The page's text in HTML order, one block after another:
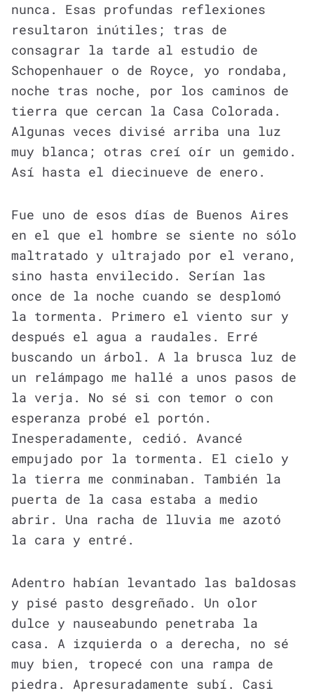
nunca. Esas profundas reflexiones
resultaron inútiles; tras de
consagrar la tarde al estudio de
Schopenhauer o de Royce, yo rondaba,
noche tras noche, por los caminos de
tierra que cercan la Casa Colorada.
Algunas veces divisé arriba una luz
muy blanca; otras creí oír un gemido.
Así hasta el diecinueve de enero.
Fue uno de esos días de Buenos Aires
en el que el hombre se siente no sólo
maltratado y ultrajado por el verano,
sino hasta envilecido. Serían las
once de la noche cuando se desplomó
la tormenta. Primero el viento sur y
después el agua a raudales. Erré
buscando un árbol. A la brusca luz de
un relámpago me hallé a unos pasos de
la verja. No sé si con temor o con
esperanza probé el portón.
Inesperadamente, cedió. Avancé
empujado por la tormenta. El cielo y
la tierra me conminaban. También la
puerta de la casa estaba a medio
abrir. Una racha de lluvia me azotó
la cara y entré.
Adentro habían levantado las baldosas
y pisé pasto desgreñado. Un olor
dulce y nauseabundo penetraba la
casa. A izquierda o a derecha, no sé
muy bien, tropecé con una rampa de
piedra. Apresuradamente subí. Casi